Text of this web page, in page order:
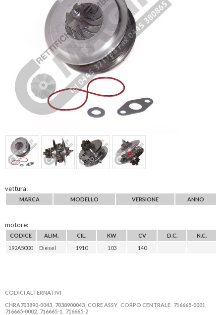
vettura:
MARCA MODELLO VERSIONE ANNO
motore:
CODICE ALIM. CIL. KW CV D.C.
N.C.
192A5000
Diesel 1910 103 140
CODICI ALTERNATIVI
CHRA703890-0043 7038900043 CORE ASSY CORPO CENTRALE 716665-0001
716665-0002 716665-1 716665-2